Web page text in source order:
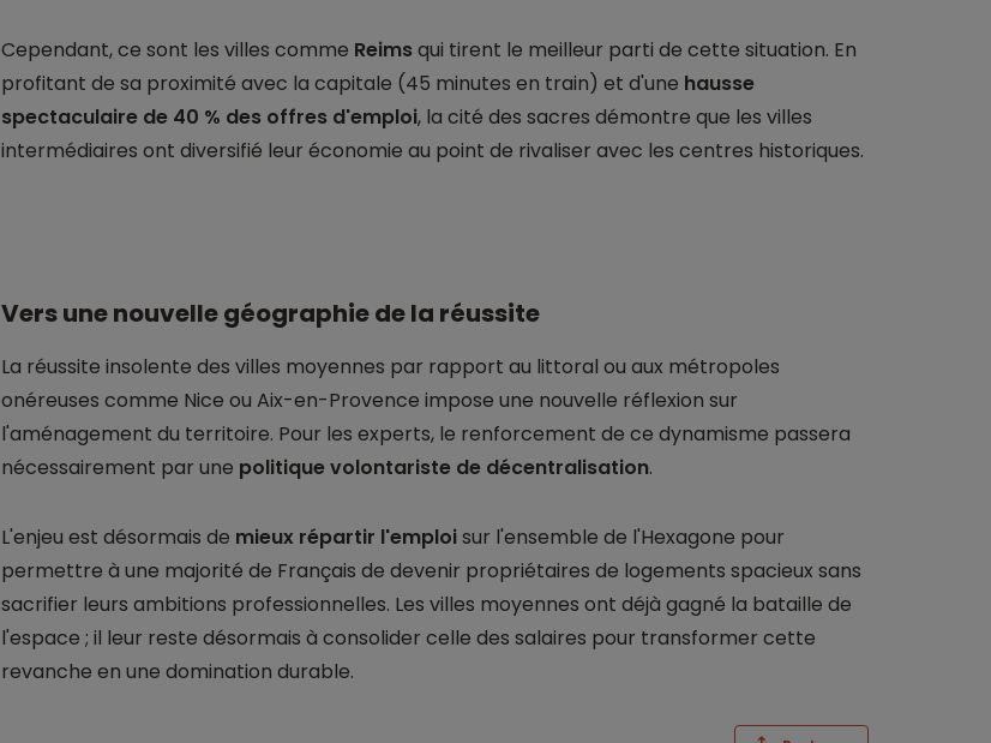
Cependant, ce sont les villes comme Reimsqui tirent le meilleur parti de cette situation. En
profitant de sa proximité avec la capitale (45 minutes en train) et d'une hausse
spectaculaire de 40 % des offres d'emploi, la cité des sacres démontre que les villes
intermédiaires ont diversifié leur économie au point de rivaliser avec les centres historiques.
Vers une nouvelle géographie de la réussite
La réussite insolente des villes moyennes par rapport au littoral ou aux métropoles
onéreuses comme Nice ou Aix-en-Provence impose une nouvelle réflexion sur
l'aménagement du territoire. Pour les experts, le renforcement de ce dynamisme passera
nécessairement par une politique volontariste de décentralisation.
L'enjeu est désormais de mieux répartir l'emploisur l'ensemble de l'Hexagone pour
permettre à une majorité de Français de devenir propriétaires de logements spacieux sans
sacrifier leurs ambitions professionnelles. Les villes moyennes ont déjà gagné la bataille de
l'espace ; il leur reste désormais à consolider celle des salaires pour transformer cette
revanche en une domination durable.